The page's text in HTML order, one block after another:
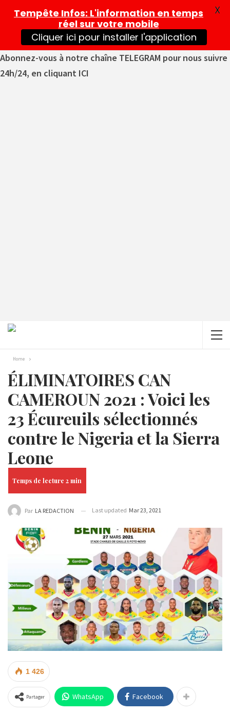
Abonnez-vous à notre chaîne TELEGRAM pour nous suivre
24h/24, en cliquant ICI
Home
ÉLIMINATOIRES CAN
CAMEROUN 2021 : Voici les
23 Écureuils sélectionnés
contre le Nigeria et la Sierra
Leone
Par LA REDACTION Last updated Mar 23, 2021
1 426
Partager WhatsApp Facebook
Tempête Infos: L'information en temps
réel sur votre mobile
Cliquer ici pour installer l'application
X